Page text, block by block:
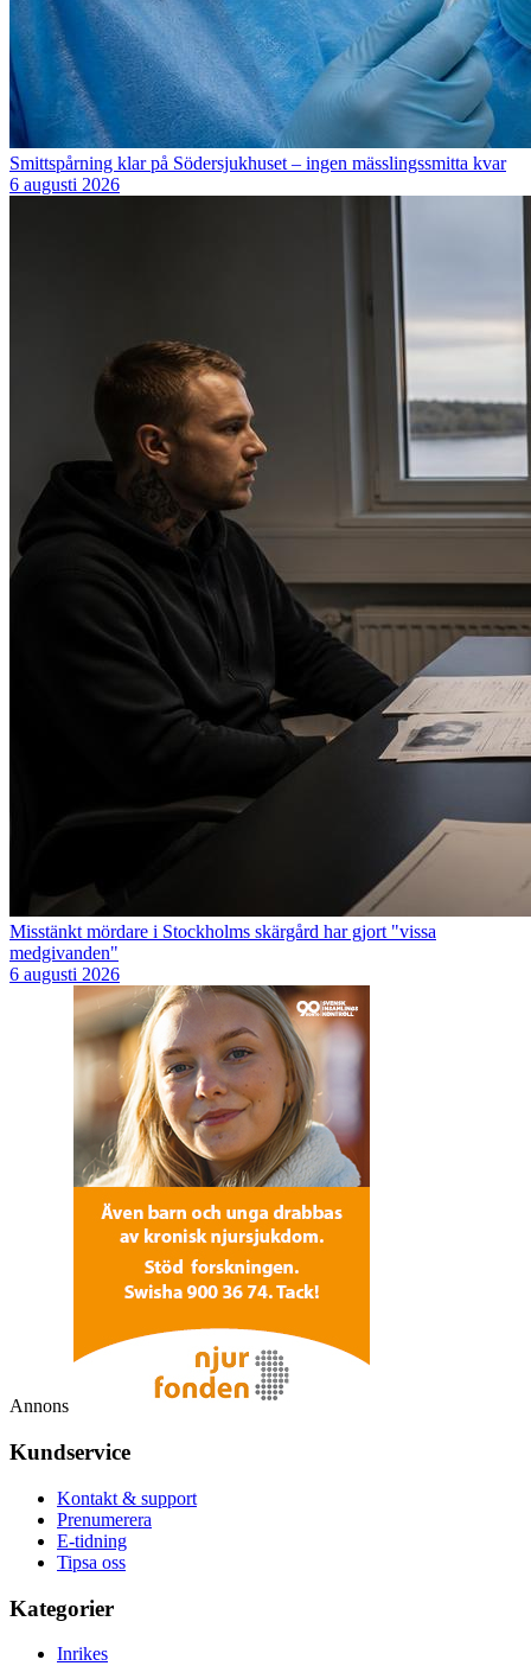
Smittspårning klar på Södersjukhuset – ingen mässlingssmitta kvar
6 augusti 2026
Misstänkt mördare i Stockholms skärgård har gjort "vissa
medgivanden"
6 augusti 2026
Annons
Kundservice
Kontakt & support
Prenumerera
E-tidning
Tipsa oss
Kategorier
Inrikes